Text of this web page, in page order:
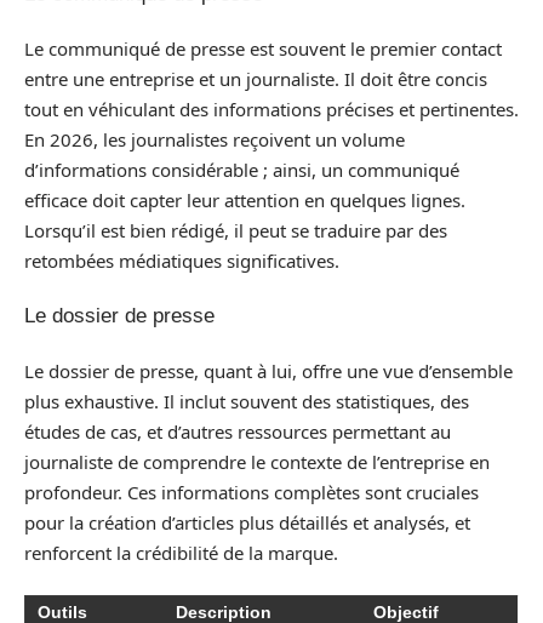
Le communiqué de presse est souvent le premier contact
entre une entreprise et un journaliste. Il doit être concis
tout en véhiculant des informations précises et pertinentes.
En 2026, les journalistes reçoivent un volume
d’informations considérable ; ainsi, un communiqué
efficace doit capter leur attention en quelques lignes.
Lorsqu’il est bien rédigé, il peut se traduire par des
retombées médiatiques significatives.
Le dossier de presse
Le dossier de presse, quant à lui, offre une vue d’ensemble
plus exhaustive. Il inclut souvent des statistiques, des
études de cas, et d’autres ressources permettant au
journaliste de comprendre le contexte de l’entreprise en
profondeur. Ces informations complètes sont cruciales
pour la création d’articles plus détaillés et analysés, et
renforcent la crédibilité de la marque.
Outils Description Objectif